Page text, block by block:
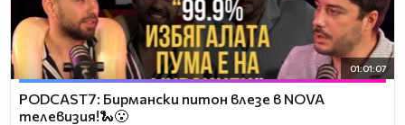
01:01:07
PODCAST7: Бирмански питон влезе в NOVA
телевизия!🐍😮